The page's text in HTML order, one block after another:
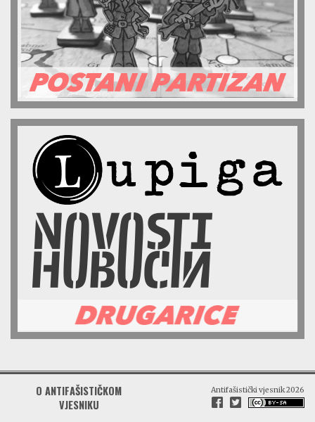
O ANTIFAŠISTIČKOM
VJESNIKU
Antifašistički vjesnik 2026